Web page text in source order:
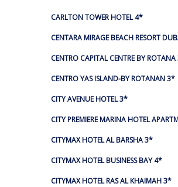
CARLTON TOWER HOTEL 4*
CENTARA MIRAGE BEACH RESORT
CENTRO CAPITAL CENTRE BY
CENTRO YAS ISLAND-BY ROTANAN 3*
CITY AVENUE HOTEL 3*
CITY PREMIERE MARINA HOTEL
CITYMAX HOTEL AL BARSHA 3*
CITYMAX HOTEL BUSINESS BAY 4*
CITYMAX HOTEL RAS AL KHAIMAH 3*